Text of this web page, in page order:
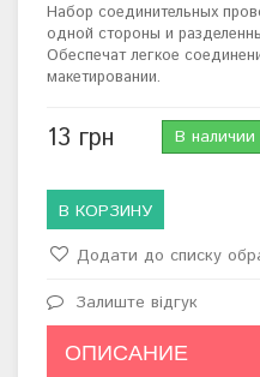
Набор соединительных
одной стороны и
Обеспечат легкое
макетировании.
13 грн В наличии
В КОРЗИНУ
Додати до списку
Залиште відгук
ОПИСАНИЕ